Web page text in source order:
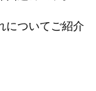
についてご紹介